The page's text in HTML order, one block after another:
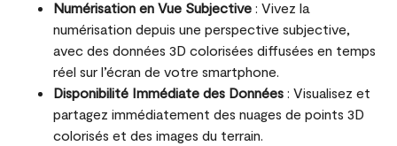
Numérisation en Vue Subjective : Vivez la
numérisation depuis une perspective subjective,
avec des données 3D colorisées diffusées en temps
réel sur l’écran de votre smartphone.
Disponibilité Immédiate des Données : Visualisez et
partagez immédiatement des nuages de points 3D
colorisés et des images du terrain.